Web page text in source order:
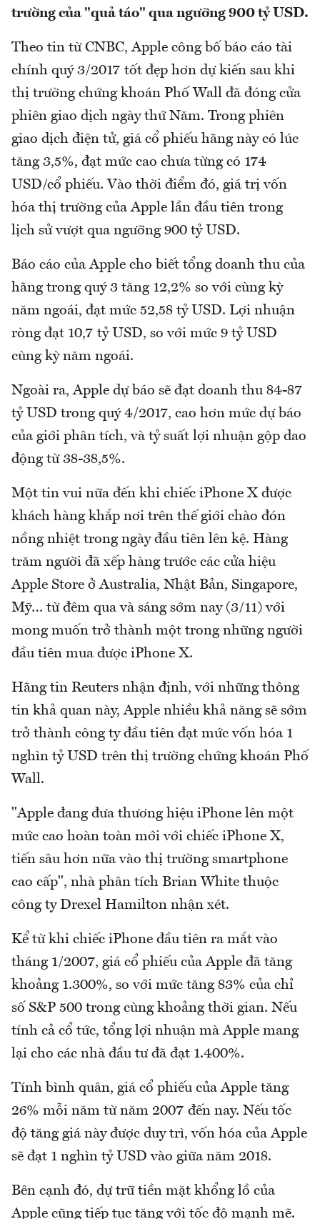
trường của "quả táo" qua ngưỡng 900 tỷ USD.
Theo tin từ CNBC, Apple công bố báo cáo tài
chính quý 3/2017 tốt đẹp hơn dự kiến sau khi
thị trường chứng khoán Phố Wall đã đóng cửa
phiên giao dịch ngày thứ Năm. Trong phiên
giao dịch điện tử, giá cổ phiếu hãng này có lúc
tăng 3,5%, đạt mức cao chưa từng có 174
USD/cổ phiếu. Vào thời điểm đó, giá trị vốn
hóa thị trường của Apple lần đầu tiên trong
lịch sử vượt qua ngưỡng 900 tỷ USD.
Báo cáo của Apple cho biết tổng doanh thu của
hãng trong quý 3 tăng 12,2% so với cùng kỳ
năm ngoái, đạt mức 52,58 tỷ USD. Lợi nhuận
ròng đạt 10,7 tỷ USD, so với mức 9 tỷ USD
cùng kỳ năm ngoái.
Ngoài ra, Apple dự báo sẽ đạt doanh thu 84-87
tỷ USD trong quý 4/2017, cao hơn mức dự báo
của giới phân tích, và tỷ suất lợi nhuận gộp dao
động từ 38-38,5%.
Một tin vui nữa đến khi chiếc iPhone X được
khách hàng khắp nơi trên thế giới chào đón
nồng nhiệt trong ngày đầu tiên lên kệ. Hàng
trăm người đã xếp hàng trước các cửa hiệu
Apple Store ở Australia, Nhật Bản, Singapore,
Mỹ… từ đêm qua và sáng sớm nay (3/11) với
mong muốn trở thành một trong những người
đầu tiên mua được iPhone X.
Hãng tin Reuters nhận định, với những thông
tin khả quan này, Apple nhiều khả năng sẽ sớm
trở thành công ty đầu tiên đạt mức vốn hóa 1
nghìn tỷ USD trên thị trường chứng khoán Phố
Wall.
"Apple đang đưa thương hiệu iPhone lên một
mức cao hoàn toàn mới với chiếc iPhone X,
tiến sâu hơn nữa vào thị trường smartphone
cao cấp", nhà phân tích Brian White thuộc
công ty Drexel Hamilton nhận xét.
Kể từ khi chiếc iPhone đầu tiên ra mắt vào
tháng 1/2007, giá cổ phiếu của Apple đã tăng
khoảng 1.300%, so với mức tăng 83% của chỉ
số S&P 500 trong cùng khoảng thời gian. Nếu
tính cả cổ tức, tổng lợi nhuận mà Apple mang
lại cho các nhà đầu tư đã đạt 1.400%.
Tính bình quân, giá cổ phiếu của Apple tăng
26% mỗi năm từ năm 2007 đến nay. Nếu tốc
độ tăng giá này được duy trì, vốn hóa của Apple
sẽ đạt 1 nghìn tỷ USD vào giữa năm 2018.
Bên cạnh đó, dự trữ tiền mặt khổng lồ của
Apple cũng tiếp tục tăng với tốc độ mạnh mẽ.